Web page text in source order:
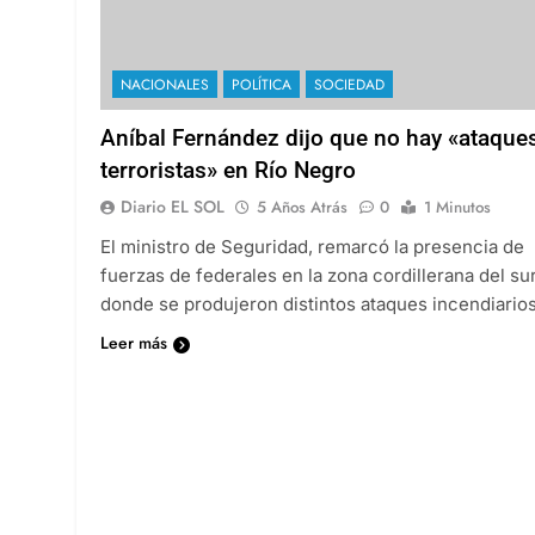
NACIONALES POLÍTICA SOCIEDAD
Aníbal Fernández dijo que no hay
terroristas» en Río Negro
Diario EL SOL 5 Años Atrás 0
1 Minutos
El ministro de Seguridad, remarcó la presencia de
fuerzas de federales en la zona cordillerana del
donde se produjeron distintos ataques
Leer más